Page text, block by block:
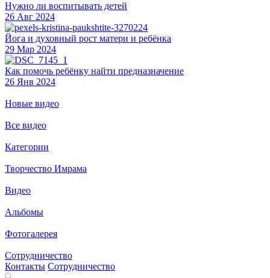
Нужно ли воспитывать детей
26 Авг 2024
Йога и духовный рост матери и ребёнка
29 Мар 2024
Как помочь ребёнку найти предназначение
26 Янв 2024
Новые видео
Все видео
Категории
Творчество Имрама
Видео
Альбомы
Фотогалерея
Сотрудничество
Контакты Сотрудничество